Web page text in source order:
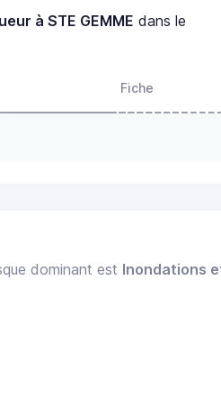
à STE GEMME dans le
Fiche
dominant est Inondations